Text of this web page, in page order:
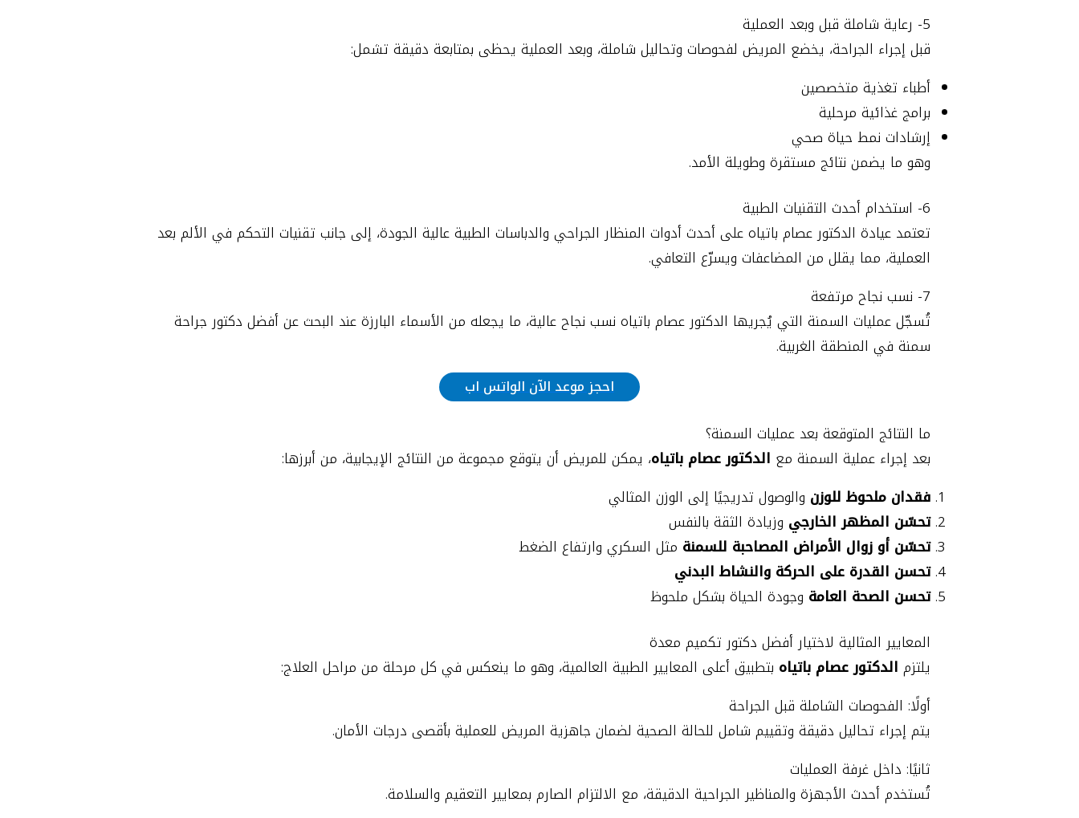
5- رعاية شاملة قبل وبعد العملية
قبل إجراء الجراحة، يخضع المريض لفحوصات وتحاليل شاملة، وبعد العملية يحظى بمتابعة دقيقة تشمل:
أطباء تغذية متخصصين
برامج غذائية مرحلية
إرشادات نمط حياة صحي
وهو ما يضمن نتائج مستقرة وطويلة الأمد.
6- استخدام أحدث التقنيات الطبية
تعتمد عيادة الدكتور عصام باتياه على أحدث أدوات المنظار الجراحي والدباسات الطبية عالية الجودة، إلى جانب تقنيات التحكم في الألم بعد
العملية، مما يقلل من المضاعفات ويسرّع التعافي.
7- نسب نجاح مرتفعة
تُسجّل عمليات السمنة التي يُجريها الدكتور عصام باتياه نسب نجاح عالية، ما يجعله من الأسماء البارزة عند البحث عن أفضل دكتور جراحة
سمنة في المنطقة الغربية.
احجز موعد الآن الواتس اب
ما النتائج المتوقعة بعد عمليات السمنة؟
بعد إجراء عملية السمنة مع الدكتور عصام باتياه، يمكن للمريض أن يتوقع مجموعة من النتائج الإيجابية، من أبرزها:
فقدان ملحوظ للوزن والوصول تدريجيًا إلى الوزن المثالي
تحسّن المظهر الخارجي وزيادة الثقة بالنفس
تحسّن أو زوال الأمراض المصاحبة للسمنة مثل السكري وارتفاع الضغط
تحسن القدرة على الحركة والنشاط البدني
تحسن الصحة العامة وجودة الحياة بشكل ملحوظ
المعايير المثالية لاختيار أفضل دكتور تكميم معدة
يلتزم الدكتور عصام باتياه بتطبيق أعلى المعايير الطبية العالمية، وهو ما ينعكس في كل مرحلة من مراحل العلاج:
أولًا: الفحوصات الشاملة قبل الجراحة
يتم إجراء تحاليل دقيقة وتقييم شامل للحالة الصحية لضمان جاهزية المريض للعملية بأقصى درجات الأمان.
ثانيًا: داخل غرفة العمليات
تُستخدم أحدث الأجهزة والمناظير الجراحية الدقيقة، مع الالتزام الصارم بمعايير التعقيم والسلامة.